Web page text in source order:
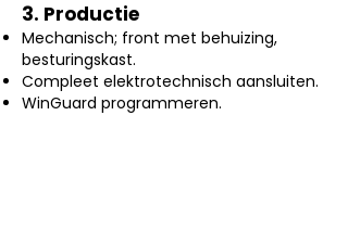
3. Productie
Mechanisch; front met behuizing,
besturingskast.
Compleet elektrotechnisch aansluiten.
WinGuard programmeren.